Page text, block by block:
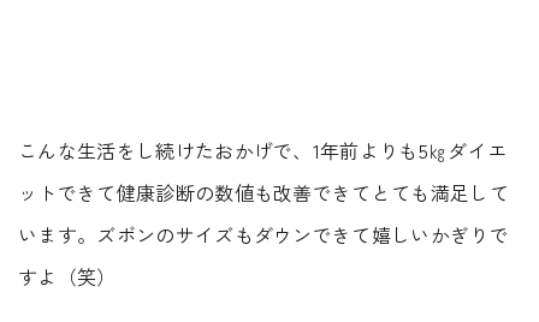
こんな生活をし続けたおかげで、1年前よりも5㎏ダイエ
ットできて健康診断の数値も改善できてとても満足して
います。ズボンのサイズもダウンできて嬉しいかぎりで
すよ（笑）